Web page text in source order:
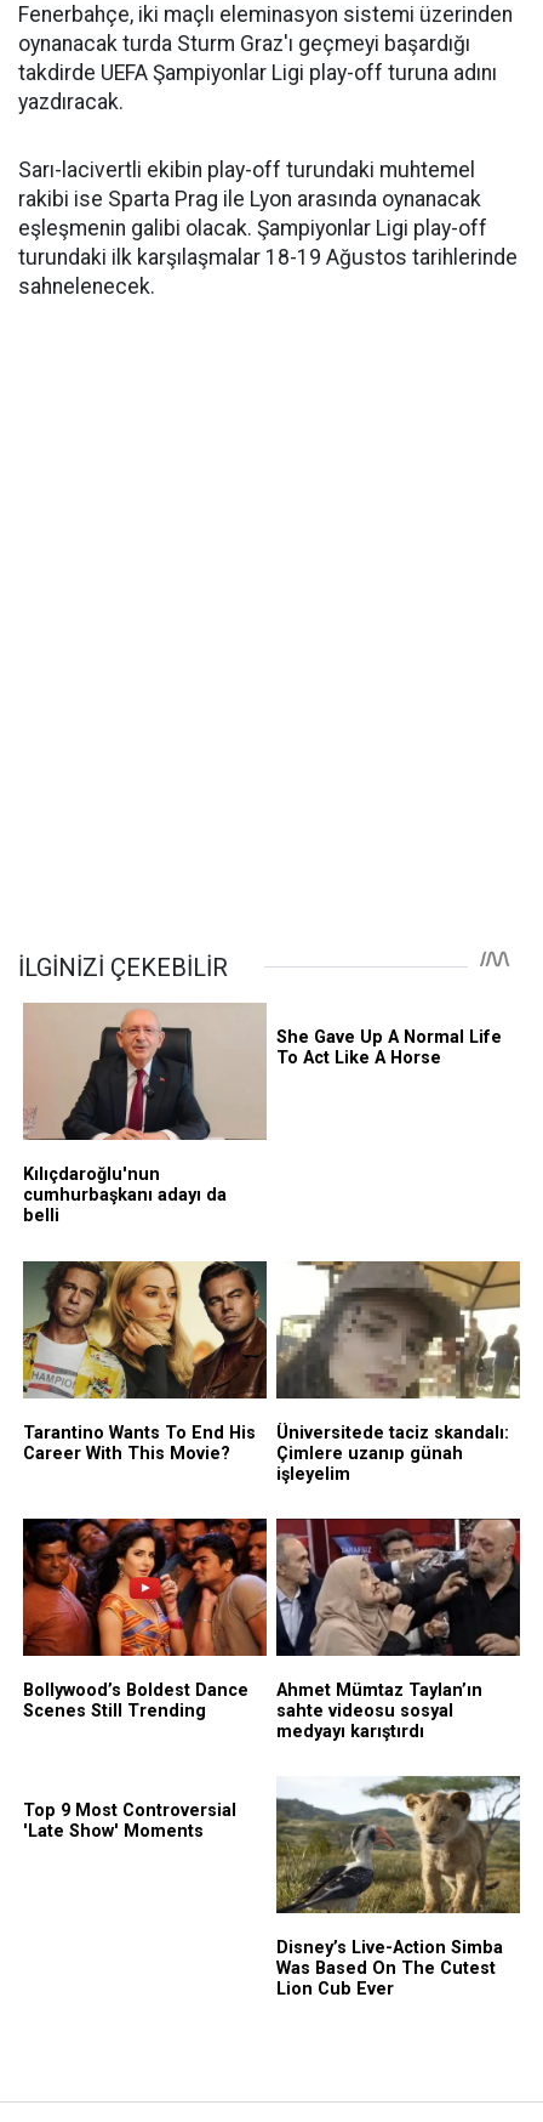
Fenerbahçe, iki maçlı eleminasyon sistemi üzerinden
oynanacak turda Sturm Graz'ı geçmeyi başardığı
takdirde UEFA Şampiyonlar Ligi play-off turuna adını
yazdıracak.
Sarı-lacivertli ekibin play-off turundaki muhtemel
rakibi ise Sparta Prag ile Lyon arasında oynanacak
eşleşmenin galibi olacak. Şampiyonlar Ligi play-off
turundaki ilk karşılaşmalar 18-19 Ağustos tarihlerinde
sahnelenecek.